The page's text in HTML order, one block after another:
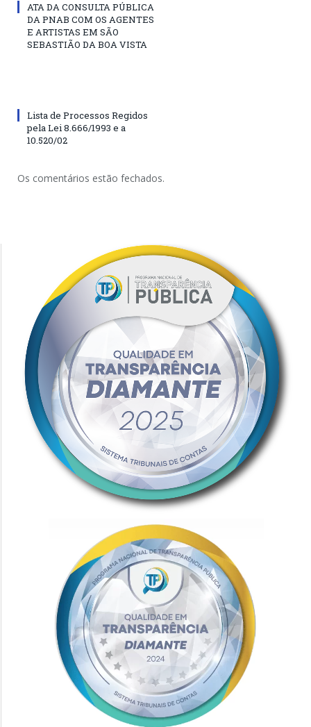
ATA DA CONSULTA PÚBLICA
DA PNAB COM OS AGENTES
E ARTISTAS EM SÃO
SEBASTIÃO DA BOA VISTA
Lista de Processos Regidos
pela Lei 8.666/1993 e a
10.520/02
Os comentários estão fechados.